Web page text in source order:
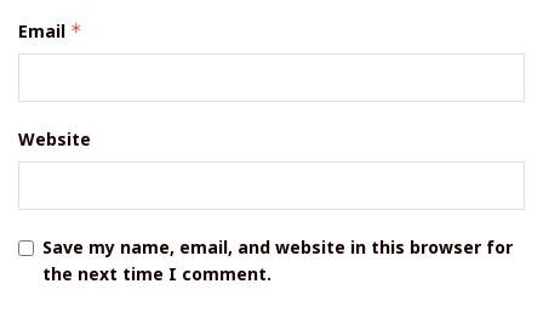
Email *
Website
Save my name, email, and website in this browser for
the next time I comment.